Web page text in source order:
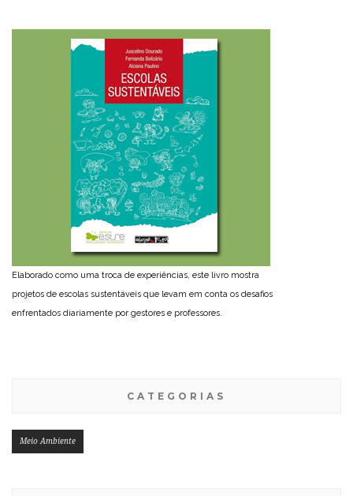
Elaborado como uma troca de experiências, este livro mostra
projetos de escolas sustentáveis que levam em conta os desafios
enfrentados diariamente por gestores e professores.
CATEGORIAS
Meio Ambiente